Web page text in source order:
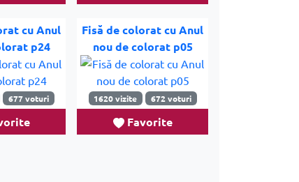
cu Anul
p24
677 voturi
Fisă de colorat cu Anul
nou de colorat p05
1620 vizite 672 voturi
Favorite